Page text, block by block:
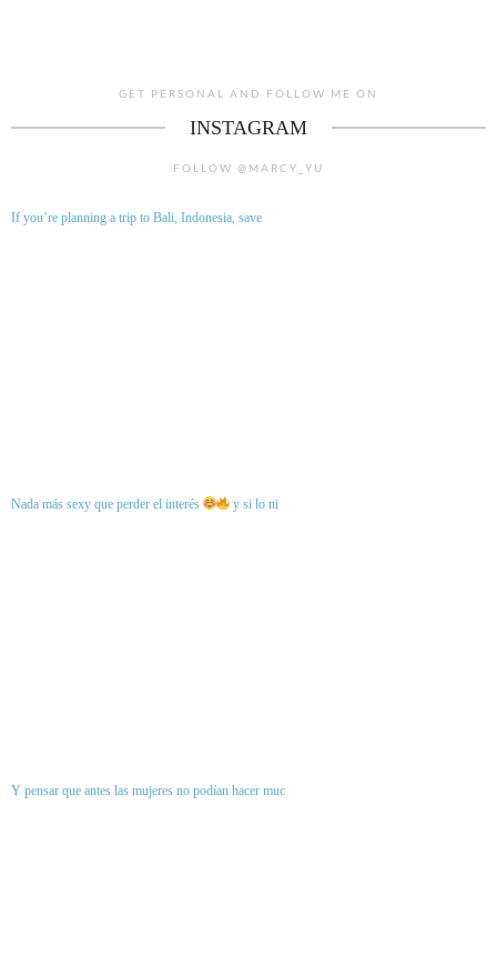
GET PERSONAL AND FOLLOW ME ON
INSTAGRAM
FOLLOW @MARCY_YU
If you’re planning a trip to Bali, Indonesia, save
Nada más sexy que perder el interés y si lo ni
Y pensar que antes las mujeres no podían hacer muc